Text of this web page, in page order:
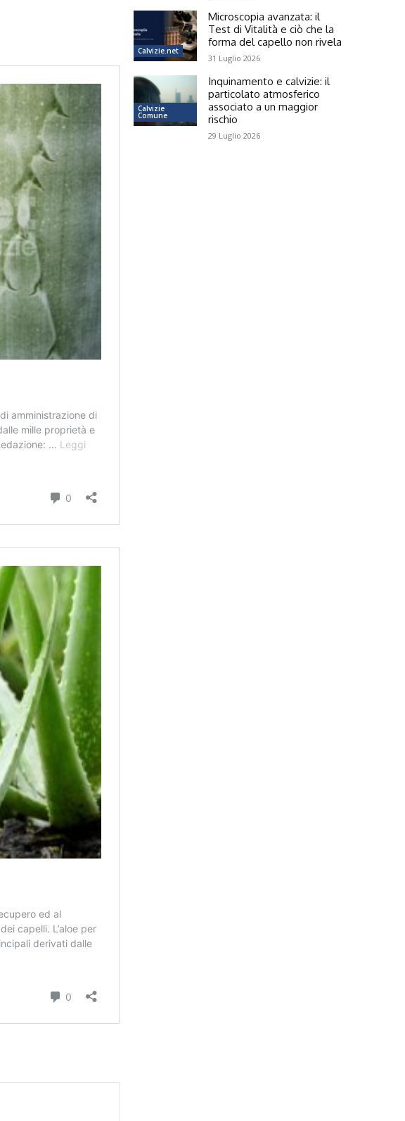
Calvizie.net
Microscopia avanzata: il
Test di Vitalità e ciò che la
forma del capello non rivela
31 Luglio 2026
Calvizie
Comune
Inquinamento e calvizie: il
particolato atmosferico
associato a un maggior
rischio
29 Luglio 2026